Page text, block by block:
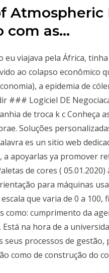
Atmospheric
com as…
eu viajava pela África,
ao colapso econômico
a epidemia de
### Logiciel DE
de troca k c Conheça
Soluções
es un sitio web
a apoyarlas ya promover
de cores (
para máquinas
que varia de 0 a
como: cumprimento da
Está na hora de a
seus processos de
como de construção do